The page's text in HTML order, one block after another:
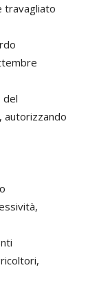
travagliato
del
autorizzando